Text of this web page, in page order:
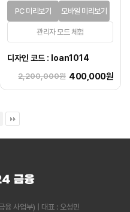
관리자 모드 체험
PC 미리보기 모바일 미리보기
디자인 코드 : loan1014
2,200,000원 400,000원
융 사업부) | 대표 : 오성민